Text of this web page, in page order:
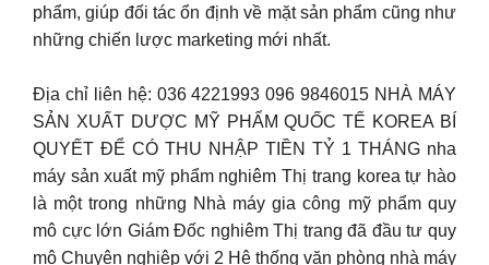
phẩm, giúp đối tác ổn định về mặt sản phẩm cũng như
những chiến lược marketing mới nhất.
Địa chỉ liên hệ: 036 4221993 096 9846015 NHÀ MÁY
SẢN XUẤT DƯỢC MỸ PHẨM QUỐC TẾ KOREA BÍ
QUYẾT ĐỂ CÓ THU NHẬP TIỀN TỶ 1 THÁNG nha
máy sản xuất mỹ phẩm nghiêm Thị trang korea tự hào
là một trong những Nhà máy gia công mỹ phẩm quy
mô cực lớn Giám Đốc nghiêm Thị trang đã đầu tư quy
mô Chuyên nghiệp với 2 Hệ thống văn phòng nhà máy